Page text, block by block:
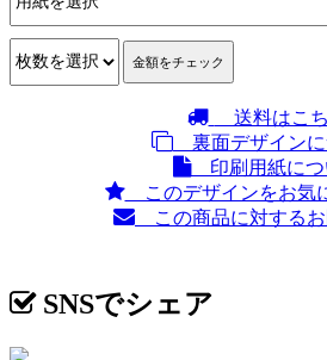
送料はこ
裏面デザインに
印刷用紙につ
このデザインをお気
この商品に対する
SNSでシェア